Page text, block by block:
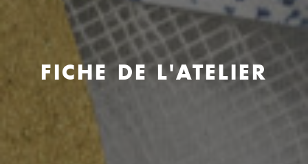
FICHE DE L'ATELIER